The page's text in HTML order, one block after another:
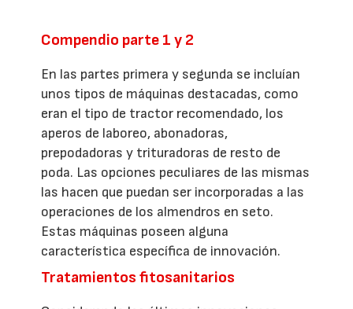
Compendio parte 1 y 2
En las partes primera y segunda se incluían
unos tipos de máquinas destacadas, como
eran el tipo de tractor recomendado, los
aperos de laboreo, abonadoras,
prepodadoras y trituradoras de resto de
poda. Las opciones peculiares de las mismas
las hacen que puedan ser incorporadas a las
operaciones de los almendros en seto.
Estas máquinas poseen alguna
característica específica de innovación.
Tratamientos fitosanitarios